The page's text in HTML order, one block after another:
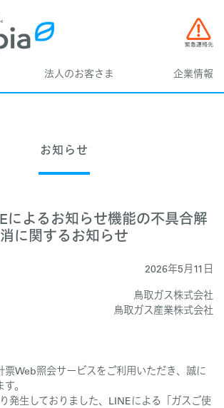
法人のお客さま 企業情報
お知らせ
によるお知らせ機能の不具合解
消に関するお知らせ
2026年5月11日
鳥取ガス株式会社
鳥取ガス産業株式会社
Web照会サービスをご利用いただき、誠に
。
発生しておりました、LINEによる「ガスご使